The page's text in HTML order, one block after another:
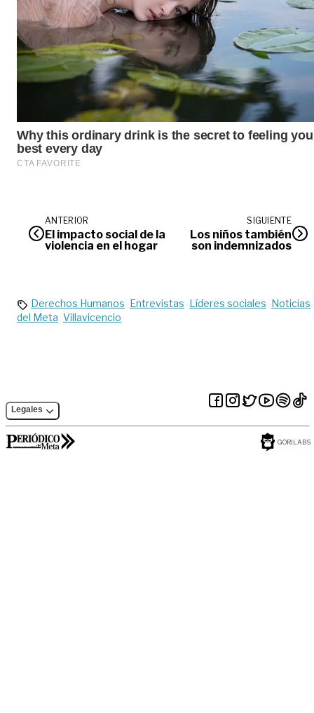
ANTERIOR
El impacto social de la
violencia en el hogar
SIGUIENTE
Los niños también
son indemnizados
Derechos Humanos Entrevistas Líderes sociales Noticias
del Meta Villavicencio
Legales
GORILABS